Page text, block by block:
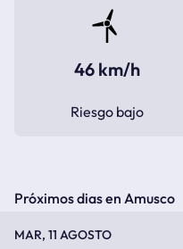
46 km/h
Riesgo bajo
Próximos dias en Amusco
MAR, 11 AGOSTO